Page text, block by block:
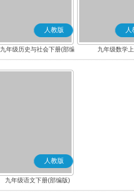
人教版
九年级历史与社会下册(部编
版)
人
九年级数学
人教版
九年级语文下册(部编版)